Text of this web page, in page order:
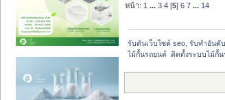
หน้า: 1 ...3 4 [5]6 7 ... 14
รับดันเว็บไซต์ seo, รับทำอันดั
ไม้กั้นรถยนต์  ติดตั้งระบบไม้กั้